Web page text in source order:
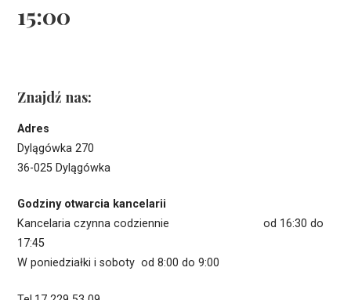
15:00
Znajdź nas:
Adres
Dylągówka 270
36-025 Dylągówka
Godziny otwarcia kancelarii
Kancelaria czynna codziennie od 16:30 do
17:45
W poniedziałki i soboty od 8:00 do 9:00